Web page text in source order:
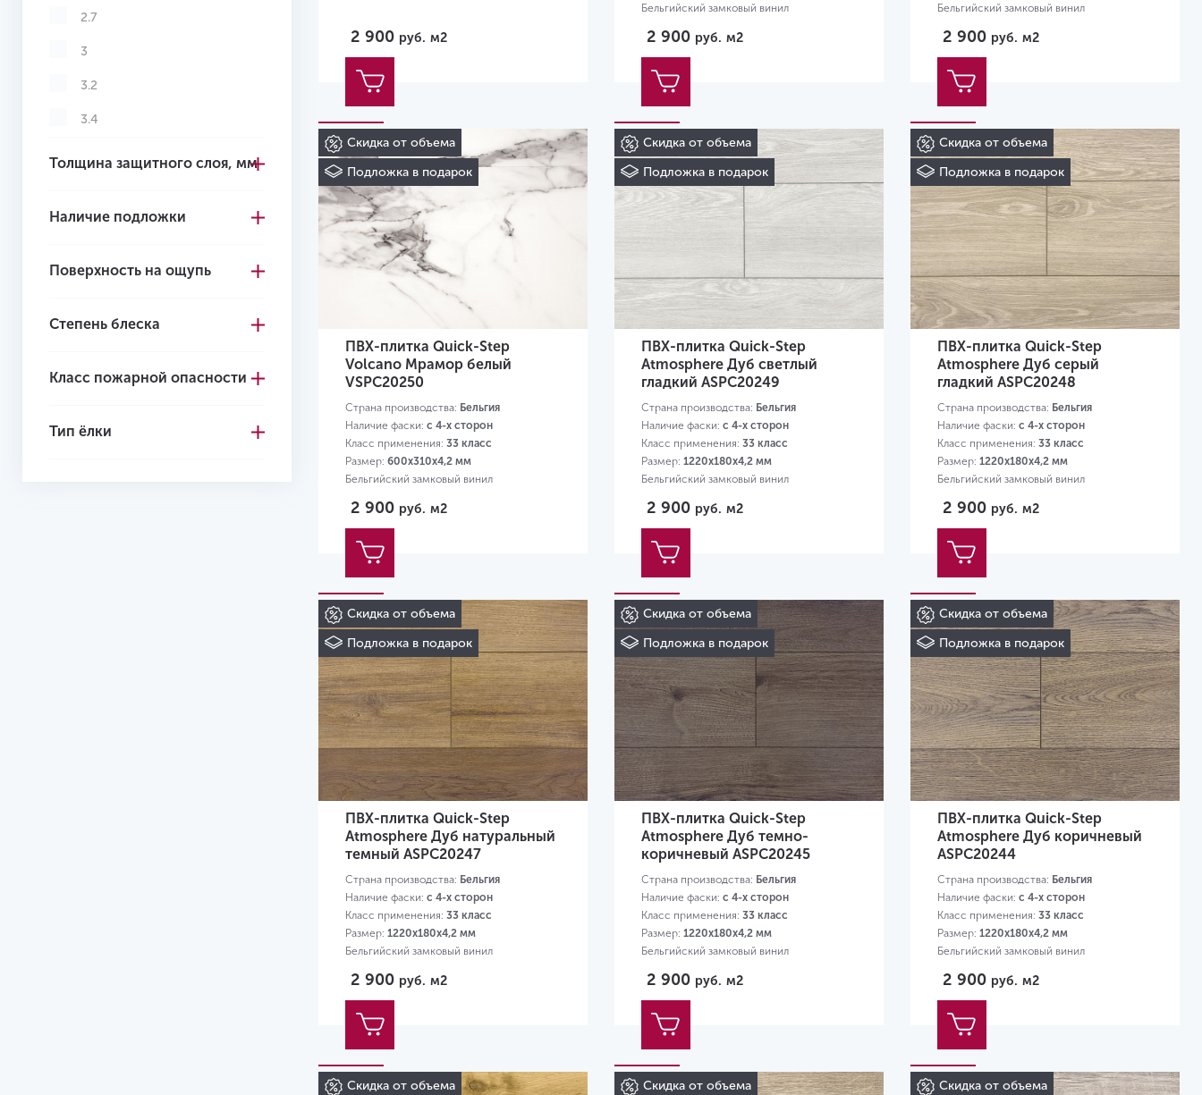
2.7
3
3.2
3.4
3.7
4+1
4.3
Толщина защитного слоя, мм
Наличие подложки
Поверхность на ощупь
Степень блеска
Класс пожарной опасности
Тип ёлки
2 900 руб. м2
Бельгийский замковый винил
2 900 руб. м2
Бельгийский замковый винил
2 900 руб. м2
Скидка от объема
Подложка в подарок
ПВХ-плитка Quick-Step
Volcano Мрамор белый
VSPC20250
Страна производства: Бельгия
Наличие фаски: с 4-х сторон
Класс применения: 33 класс
Размер: 600х310х4,2 мм
Бельгийский замковый винил
2 900 руб. м2
Скидка от объема
Подложка в подарок
ПВХ-плитка Quick-Step
Atmosphere Дуб светлый
гладкий ASPC20249
Страна производства: Бельгия
Наличие фаски: с 4-х сторон
Класс применения: 33 класс
Размер: 1220х180х4,2 мм
Бельгийский замковый винил
2 900 руб. м2
Скидка от объема
Подложка в подарок
ПВХ-плитка Quick-Step
Atmosphere Дуб серый
гладкий ASPC20248
Страна производства: Бельгия
Наличие фаски: с 4-х сторон
Класс применения: 33 класс
Размер: 1220х180х4,2 мм
Бельгийский замковый винил
2 900 руб. м2
Скидка от объема
Подложка в подарок
ПВХ-плитка Quick-Step
Atmosphere Дуб натуральный
темный ASPC20247
Страна производства: Бельгия
Наличие фаски: с 4-х сторон
Класс применения: 33 класс
Размер: 1220х180х4,2 мм
Бельгийский замковый винил
2 900 руб. м2
Скидка от объема
Подложка в подарок
ПВХ-плитка Quick-Step
Atmosphere Дуб темно-
коричневый ASPC20245
Страна производства: Бельгия
Наличие фаски: с 4-х сторон
Класс применения: 33 класс
Размер: 1220х180х4,2 мм
Бельгийский замковый винил
2 900 руб. м2
Скидка от объема
Подложка в подарок
ПВХ-плитка Quick-Step
Atmosphere Дуб коричневый
ASPC20244
Страна производства: Бельгия
Наличие фаски: с 4-х сторон
Класс применения: 33 класс
Размер: 1220х180х4,2 мм
Бельгийский замковый винил
2 900 руб. м2
Скидка от объема Скидка от объема Скидка от объема